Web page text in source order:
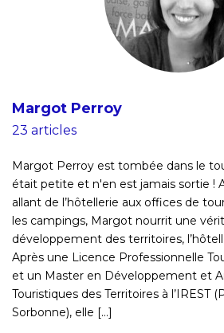
Margot Perroy
23 articles
Margot Perroy est tombée dans le
était petite et n'en est jamais sortie !
allant de l’hôtellerie aux offices de
les campings, Margot nourrit une
développement des territoires,
Après une Licence Professionnelle
et un Master en Développement et
Touristiques des Territoires à l’IREST
Sorbonne), elle [...]